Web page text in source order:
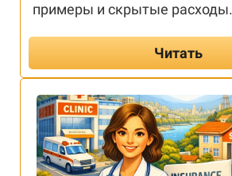
примеры и скрытые расходы.
Читать